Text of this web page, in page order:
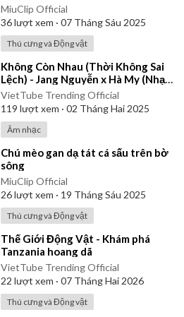
MiuClip Official
36lượt xem · 07 Tháng Sáu 2025
Thú cưng và Động vật
⁣Không Còn Nhau (Thời Không Sai
Lệch) - Jang Nguyễn x Hà My (Nhạc
Hoa Lời Việt)
VietTube Trending Official
119 lượt xem · 02 Tháng Hai 2025
Âm nhạc
⁣Chú mèo gan dạ tát cá sấu trên bờ
sông
MiuClip Official
26lượt xem · 19 Tháng Sáu 2025
Thú cưng và Động vật
⁣Thế Giới Động Vật - Khám phá
Tanzania hoang dã
VietTube Trending Official
22 lượt xem · 07 Tháng Hai 2026
Thú cưng và Động vật